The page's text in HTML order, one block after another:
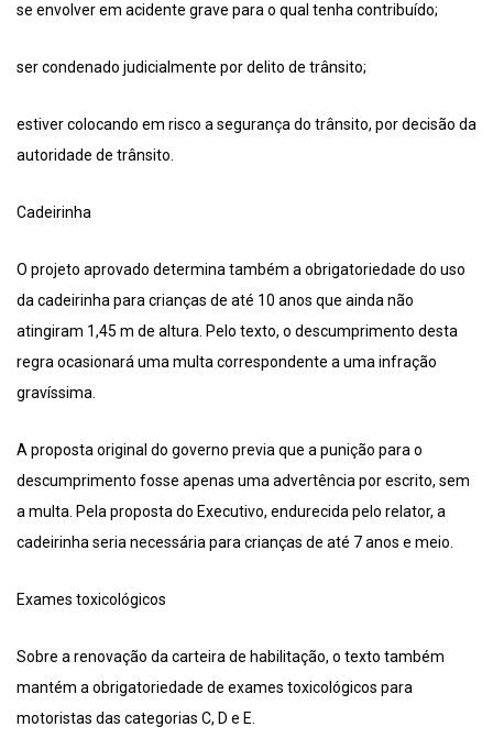
se envolver em acidente grave para o qual tenha contribuído;
ser condenado judicialmente por delito de trânsito;
estiver colocando em risco a segurança do trânsito, por decisão da
autoridade de trânsito.
Cadeirinha
O projeto aprovado determina também a obrigatoriedade do uso
da cadeirinha para crianças de até 10 anos que ainda não
atingiram 1,45 m de altura. Pelo texto, o descumprimento desta
regra ocasionará uma multa correspondente a uma infração
gravíssima.
A proposta original do governo previa que a punição para o
descumprimento fosse apenas uma advertência por escrito, sem
a multa. Pela proposta do Executivo, endurecida pelo relator, a
cadeirinha seria necessária para crianças de até 7 anos e meio.
Exames toxicológicos
Sobre a renovação da carteira de habilitação, o texto também
mantém a obrigatoriedade de exames toxicológicos para
motoristas das categorias C, D e E.